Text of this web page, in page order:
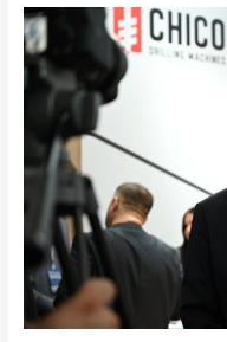
поставлять
в
Узбекистан
пожарных
роботов
уличные
тренажеры